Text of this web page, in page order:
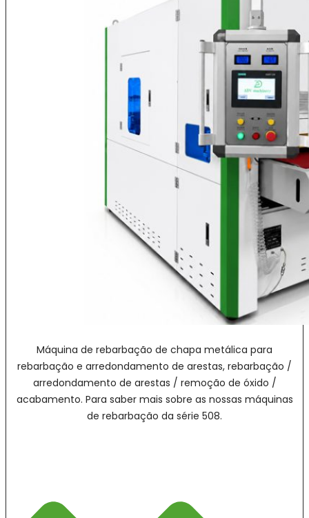
Máquina de rebarbação de chapa metálica para
rebarbação e arredondamento de arestas, rebarbação /
arredondamento de arestas / remoção de óxido /
acabamento. Para saber mais sobre as nossas máquinas
de rebarbação da série 508.